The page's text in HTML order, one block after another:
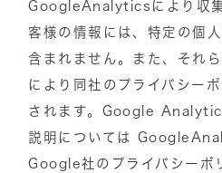
GoogleAnalyticsにより収
客様の情報には、特定の個
含まれません。また、それ
により同社のプライバシー
されます。Google
説明については
Google社のプライバシーポ